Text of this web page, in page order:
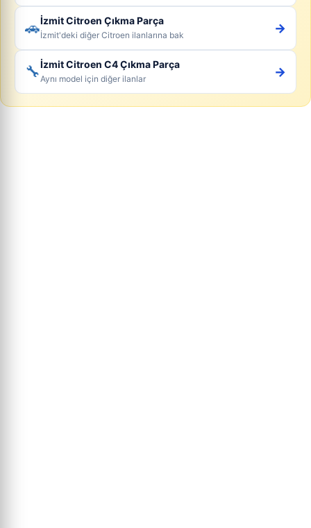
🚗İzmit Citroen Çıkma Parça
İzmit'deki diğer Citroen ilanlarına bak →
🔧İzmit Citroen C4 Çıkma Parça
Aynı model için diğer ilanlar →